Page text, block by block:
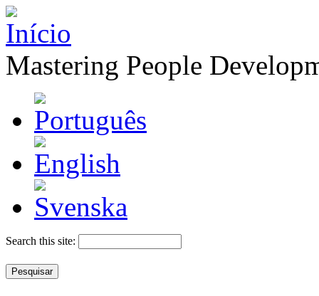
Mastering People
Search this site: